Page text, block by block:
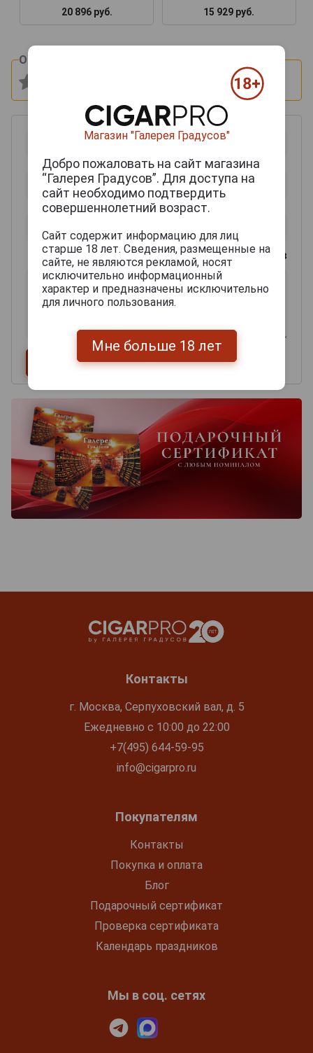
20 896 руб. 15 929 руб.
Оцените и напишите отзыв:
0из 2000 знаков
Контакты
г. Москва, Серпуховский вал, д. 5
Ежедневно с 10:00 до 22:00
+7(495) 644-59-95
info@cigarpro.ru
Покупателям
Контакты
Покупка и оплата
Блог
Подарочный сертификат
Проверка сертификата
Календарь праздников
Мы в соц. сетях
Магазин "Галерея Градусов"
Добро пожаловать на сайт магазина
“Галерея Градусов”. Для доступа на
сайт необходимо подтвердить
совершеннолетний возраст.
Сайт содержит информацию для лиц
старше 18 лет. Сведения, размещенные на
сайте, не являются рекламой, носят
исключительно информационный
характер и предназначены исключительно
для личного пользования.
Мне больше 18 лет